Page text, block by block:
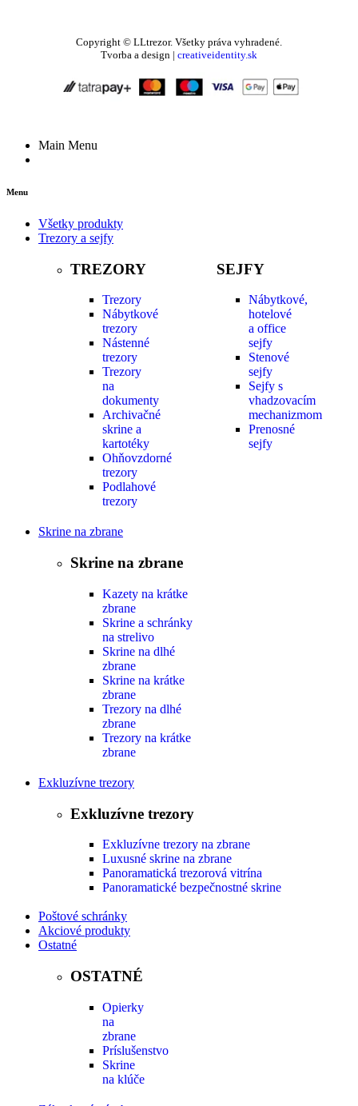
Copyright © LLtrezor. Všetky práva vyhradené.
Tvorba a design | creativeidentity.sk
Main Menu
Menu
Všetky produkty
Trezory a sejfy
TREZORY
Trezory
Nábytkové
trezory
Nástenné
trezory
Trezory
na
dokumenty
Archivačné
skrine a
kartotéky
Ohňovzdorné
trezory
Podlahové
trezory
SEJFY
Nábytkové,
hotelové
a office
sejfy
Stenové
sejfy
Sejfy s
vhadzovacím
mechanizmom
Prenosné
sejfy
Skrine na zbrane
Skrine na zbrane
Kazety na krátke
zbrane
Skrine a schránky
na strelivo
Skrine na dlhé
zbrane
Skrine na krátke
zbrane
Trezory na dlhé
zbrane
Trezory na krátke
zbrane
Exkluzívne trezory
Exkluzívne trezory
Exkluzívne trezory na zbrane
Luxusné skrine na zbrane
Panoramatická trezorová vitrína
Panoramatické bezpečnostné skrine
Poštové schránky
Akciové produkty
Ostatné
OSTATNÉ
Opierky
na
zbrane
Príslušenstvo
Skrine
na klúče